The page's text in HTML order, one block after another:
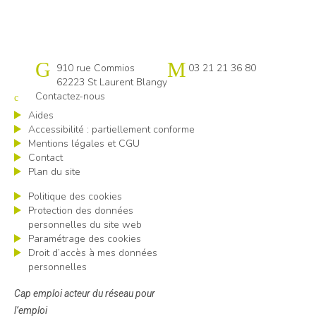
Cap emploi Pas-de-Calais centre
910 rue Commios
62223 St Laurent Blangy
03 21 21 36 80
Contactez-nous
Aides
Accessibilité : partiellement conforme
Mentions légales et CGU
Contact
Plan du site
Politique des cookies
Protection des données
personnelles du site web
Paramétrage des cookies
Droit d’accès à mes données
personnelles
Cap emploi acteur du réseau pour
l’emploi